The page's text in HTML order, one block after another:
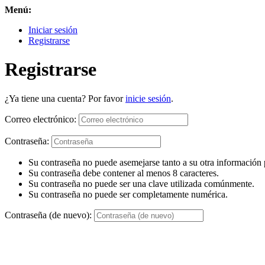
Menú:
Iniciar sesión
Registrarse
Registrarse
¿Ya tiene una cuenta? Por favorinicie sesión.
Correo electrónico:
Contraseña:
Su contraseña no puede asemejarse tanto a su otra información
Su contraseña debe contener al menos 8 caracteres.
Su contraseña no puede ser una clave utilizada comúnmente.
Su contraseña no puede ser completamente numérica.
Contraseña (de nuevo):